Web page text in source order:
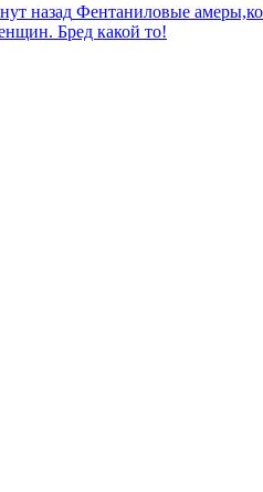
назад Фентаниловые
Бред какой то!